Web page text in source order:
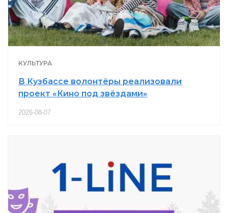
КУЛЬТУРА
В Кузбассе волонтёры реализовали
проект «Кино под звёздами»
2026-08-07